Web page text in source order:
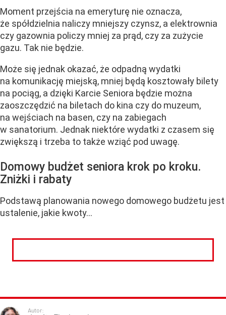
Moment przejścia na emeryturę nie oznacza,
że spółdzielnia naliczy mniejszy czynsz, a elektrownia
czy gazownia policzy mniej za prąd, czy za zużycie
gazu. Tak nie będzie.
Może się jednak okazać, że odpadną wydatki
na komunikację miejską, mniej będą kosztowały bilety
na pociąg, a dzięki Karcie Seniora będzie można
zaoszczędzić na biletach do kina czy do muzeum,
na wejściach na basen, czy na zabiegach
w sanatorium. Jednak niektóre wydatki z czasem się
zwiększą i trzeba to także wziąć pod uwagę.
Domowy budżet seniora krok po kroku.
Zniżki i rabaty
Podstawą planowania nowego domowego budżetu jest
ustalenie, jakie kwoty...
Autor: